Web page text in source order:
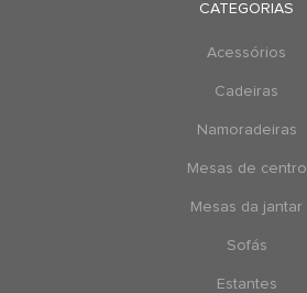
CATEGORIAS
Acessórios
Cadeiras
Namoradeiras
Mesas de centro
Mesas da jantar
Sofás
Estantes